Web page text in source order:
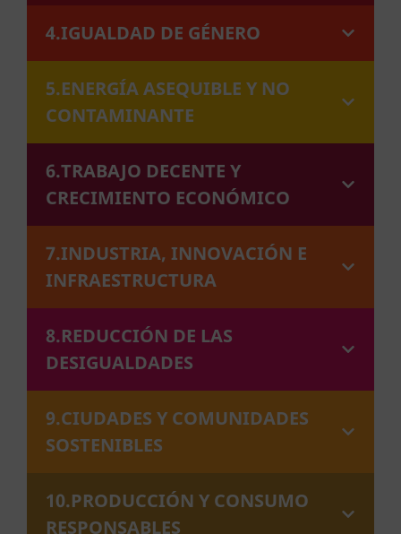
4.IGUALDAD DE GÉNERO
5.ENERGÍA ASEQUIBLE Y NO
CONTAMINANTE
6.TRABAJO DECENTE Y
CRECIMIENTO ECONÓMICO
7.INDUSTRIA, INNOVACIÓN E
INFRAESTRUCTURA
8.REDUCCIÓN DE LAS
DESIGUALDADES
9.CIUDADES Y COMUNIDADES
SOSTENIBLES
10.PRODUCCIÓN Y CONSUMO
RESPONSABLES